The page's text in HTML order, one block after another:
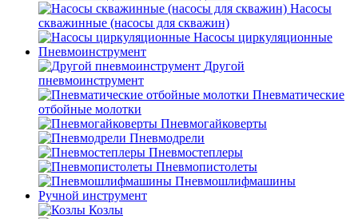
Насосы
скважинные (насосы для скважин)
Насосы циркуляционные
Пневмоинструмент
Другой
пневмоинструмент
Пневматические
отбойные молотки
Пневмогайковерты
Пневмодрели
Пневмостеплеры
Пневмопистолеты
Пневмошлифмашины
Ручной инструмент
Козлы